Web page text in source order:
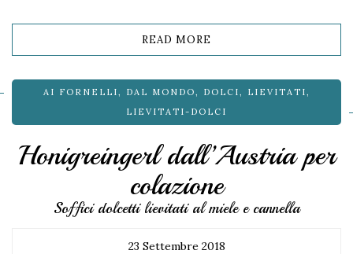
READ MORE
AI FORNELLI, DAL MONDO, DOLCI, LIEVITATI,
LIEVITATI-DOLCI
Honigreingerl dall’Austria per
colazione
Soffici dolcetti lievitati al miele e cannella
23 Settembre 2018